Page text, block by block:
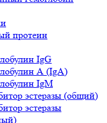
протеин
IgG
А (IgA)
IgM
эстеразы (общий)
эстеразы